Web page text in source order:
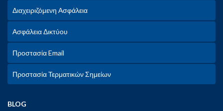
Διαχειριζόμενη Ασφάλεια
Ασφάλεια Δικτύου
Προστασία Email
Προστασία Τερματικών Σημείων
BLOG